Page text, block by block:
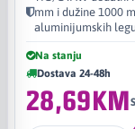
mm i dužine 1000
aluminijumskih
Na stanju
Dostava 24-48h
28,69KM